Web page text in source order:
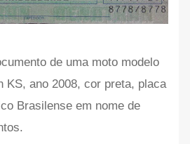
de uma moto modelo
KS, ano 2008, cor preta, placa
Brasilense em nome de